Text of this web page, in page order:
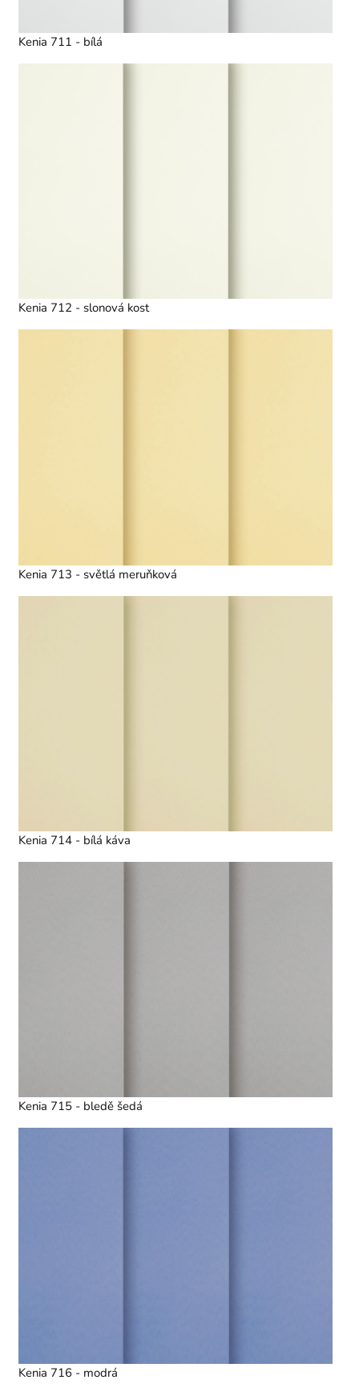
Kenia 711 - bílá
Kenia 712 - slonová kost
Kenia 713 - světlá meruňková
Kenia 714 - bílá káva
Kenia 715 - bledě šedá
Kenia 716 - modrá